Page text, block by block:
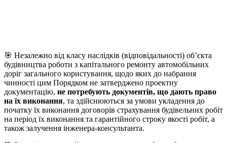
🎯 Незалежно від класу наслідків (відповідальності) об’єкта
будівництва роботи з капітального ремонту автомобільних
доріг загального користування, щодо яких до набрання
чинності цим Порядком не затверджено проектну
документацію, не потребують документів, що дають право
на їх виконання, та здійснюються за умови укладення до
початку їх виконання договорів страхування будівельних робіт
на період їх виконання та гарантійного строку якості робіт, а
також залучення інженера-консультанта.